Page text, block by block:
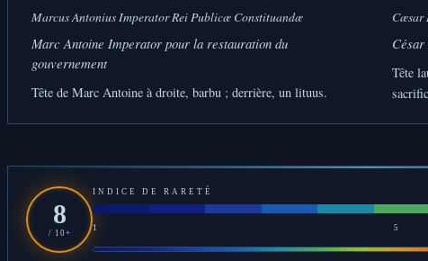
Marcus Antonius Imperator Rei Publicæ Constituandæ
Marc Antoine Imperator pour la restauration du
gouvernement
Tête de Marc Antoine à droite, barbu ; derrière, un lituus.
Cæsar
Tête
8
/ 10+
INDICE DE RARETÉ
1 5